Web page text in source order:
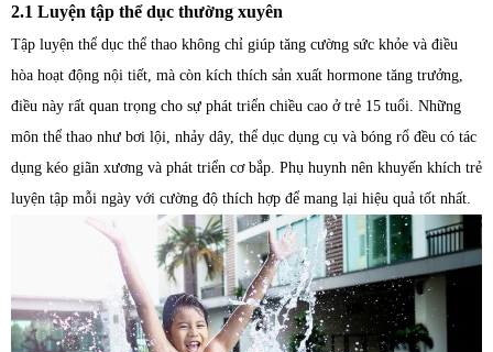
2.1 Luyện tập thể dục thường xuyên
Tập luyện thể dục thể thao không chỉ giúp tăng cường sức khỏe và điều
hòa hoạt động nội tiết, mà còn kích thích sản xuất hormone tăng trưởng,
điều này rất quan trọng cho sự phát triển chiều cao ở trẻ 15 tuổi. Những
môn thể thao như bơi lội, nhảy dây, thể dục dụng cụ và bóng rổ đều có tác
dụng kéo giãn xương và phát triển cơ bắp. Phụ huynh nên khuyến khích trẻ
luyện tập mỗi ngày với cường độ thích hợp để mang lại hiệu quả tốt nhất.